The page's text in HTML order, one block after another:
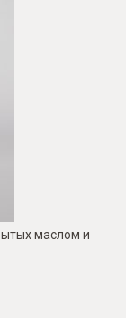
маслом и